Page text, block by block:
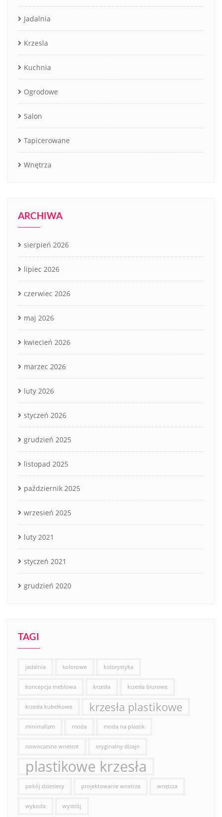
Jadalnia
Krzesla
Kuchnia
Ogrodowe
Salon
Tapicerowane
Wnętrza
ARCHIWA
sierpień 2026
lipiec 2026
czerwiec 2026
maj 2026
kwiecień 2026
marzec 2026
luty 2026
styczeń 2026
grudzień 2025
listopad 2025
październik 2025
wrzesień 2025
luty 2021
styczeń 2021
grudzień 2020
TAGI
jadalnia kolorowe kolorystyka
koncepcja meblowa krzesła krzesła biurowe
krzesła kubełkowe krzesła plastikowe
minimalizm moda moda na plastik
nowoczesne wnetrze oryginalny dizajn
plastikowe krzesła
pokój dzieciecy projektowanie wnetrza wnętrza
wykoda wystrój